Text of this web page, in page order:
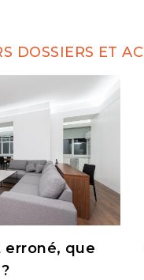
DOSSIERS ET
erroné, que